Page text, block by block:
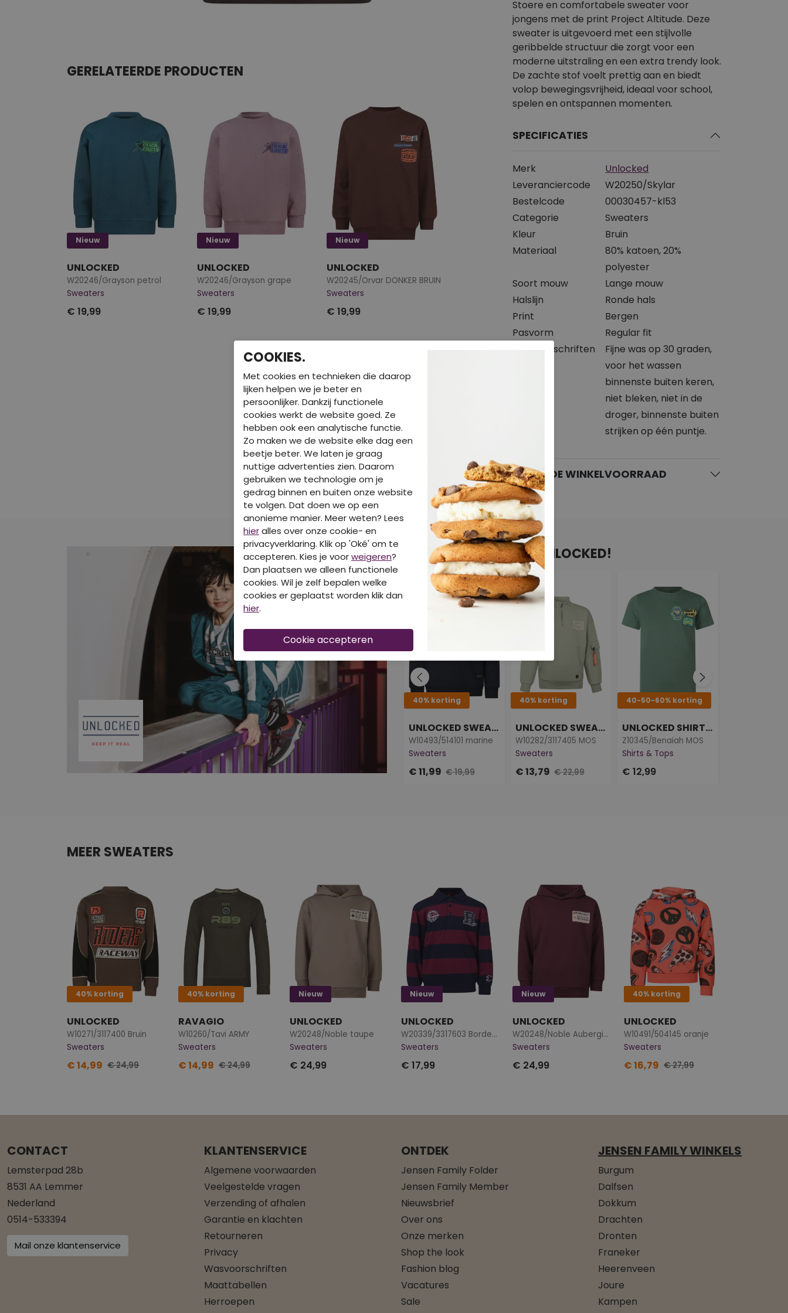
GERELATEERDE PRODUCTEN
Nieuw
UNLOCKED
W20246/Grayson petrol
Sweaters
€ 19,99
Nieuw
UNLOCKED
W20246/Grayson grape
Sweaters
€ 19,99
Nieuw
UNLOCKED
W20245/Orvar DONKER BRUIN
Sweaters
€ 19,99
Stoere en comfortabele sweater voor
jongens met de print Project Altitude. Deze
sweater is uitgevoerd met een stijlvolle
geribbelde structuur die zorgt voor een
moderne uitstraling en een extra trendy look.
De zachte stof voelt prettig aan en biedt
volop bewegingsvrijheid, ideaal voor school,
spelen en ontspannen momenten.
SPECIFICATIES
Merk
Unlocked
Leveranciercode
W20250/Skylar
Bestelcode
00030457-kl53
Categorie
Sweaters
Kleur
Bruin
Materiaal
80% katoen, 20%
polyester
Soort mouw
Lange mouw
Halslijn
Ronde hals
Print
Bergen
Pasvorm
Regular fit
Wasvoorschriften
Fijne was op 30 graden,
voor het wassen
binnenste buiten keren,
niet bleken, niet in de
droger, binnenste buiten
strijken op één puntje.
BEKIJK DE WINKELVOORRAAD
DIT IS OOK LEUK VAN UNLOCKED!
40% korting
UNLOCKED SWEATERS
W10493/514101 marine
Sweaters
€ 11,99 € 19,99
40% korting
UNLOCKED SWEATERS
W10282/3117405 MOS
Sweaters
€ 13,79 € 22,99
40-50-60% korting
UNLOCKED SHIRTS & TOPS
Z10345/Benaiah MOS
Shirts & Tops
€ 12,99
MEER SWEATERS
40% korting
UNLOCKED
W10271/3117400 Bruin
Sweaters
€ 14,99 € 24,99
40% korting
RAVAGIO
W10260/Tavi ARMY
Sweaters
€ 14,99 € 24,99
Nieuw
UNLOCKED
W20248/Noble taupe
Sweaters
€ 24,99
Nieuw
UNLOCKED
W20339/3317603 Bordeaux
Sweaters
€ 17,99
Nieuw
UNLOCKED
W20248/Noble Aubergine
Sweaters
€ 24,99
40% korting
UNLOCKED
W10491/504145 oranje
Sweaters
€ 16,79 € 27,99
CONTACT
Lemsterpad 28b
8531 AA Lemmer
Nederland
0514-533394
Mail onze klantenservice
KLANTENSERVICE
Algemene voorwaarden
Veelgestelde vragen
Verzending of afhalen
Garantie en klachten
Retourneren
Privacy
Wasvoorschriften
Maattabellen
Herroepen
ONTDEK
Jensen Family Folder
Jensen Family Member
Nieuwsbrief
Over ons
Onze merken
Shop the look
Fashion blog
Vacatures
Sale
JENSEN FAMILY WINKELS
Burgum
Dalfsen
Dokkum
Drachten
Dronten
Franeker
Heerenveen
Joure
Kampen
COOKIES.
Met cookies en technieken die daarop
lijken helpen we je beter en
persoonlijker. Dankzij functionele
cookies werkt de website goed. Ze
hebben ook een analytische functie.
Zo maken we de website elke dag een
beetje beter. We laten je graag
nuttige advertenties zien. Daarom
gebruiken we technologie om je
gedrag binnen en buiten onze website
te volgen. Dat doen we op een
anonieme manier. Meer weten? Lees
hieralles over onze cookie- en
privacyverklaring. Klik op 'Oké' om te
accepteren. Kies je voorweigeren?
Dan plaatsen we alleen functionele
cookies. Wil je zelf bepalen welke
cookies er geplaatst worden klik dan
hier.